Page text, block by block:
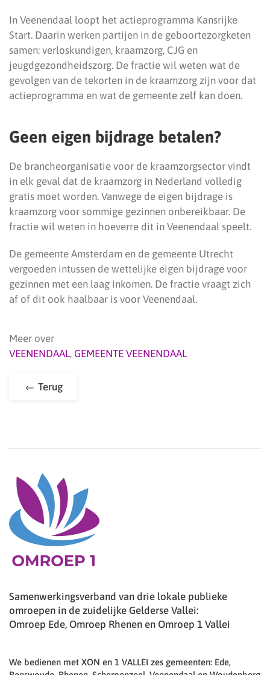
In Veenendaal loopt het actieprogramma Kansrijke
Start. Daarin werken partijen in de geboortezorgketen
samen: verloskundigen, kraamzorg, CJG en
jeugdgezondheidszorg. De fractie wil weten wat de
gevolgen van de tekorten in de kraamzorg zijn voor dat
actieprogramma en wat de gemeente zelf kan doen.
Geen eigen bijdrage betalen?
De brancheorganisatie voor de kraamzorgsector vindt
in elk geval dat de kraamzorg in Nederland volledig
gratis moet worden. Vanwege de eigen bijdrage is
kraamzorg voor sommige gezinnen onbereikbaar. De
fractie wil weten in hoeverre dit in Veenendaal speelt.
De gemeente Amsterdam en de gemeente Utrecht
vergoeden intussen de wettelijke eigen bijdrage voor
gezinnen met een laag inkomen. De fractie vraagt zich
af of dit ook haalbaar is voor Veenendaal.
Meer over
VEENENDAAL, GEMEENTE VEENENDAAL
Terug
Samenwerkingsverband van drie lokale publieke
omroepen in de zuidelijke Gelderse Vallei:
Omroep Ede, Omroep Rhenen en Omroep 1 Vallei
We bedienen met XON en 1 VALLEI zes gemeenten: Ede,